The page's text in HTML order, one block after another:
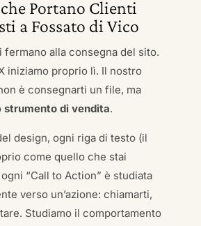
Portano Clienti
a Fossato di Vico
fermano alla consegna del sito.
iniziamo proprio lì. Il nostro
è consegnarti un file, ma
strumento di vendita.
design, ogni riga di testo (il
come quello che stai
“Call to Action” è studiata
verso un’azione: chiamarti,
Studiamo il comportamento